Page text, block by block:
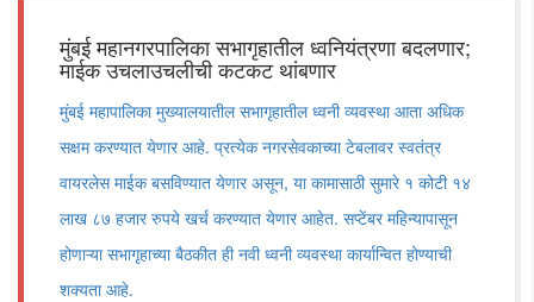
मुंबई महानगरपालिका सभागृहातील ध्वनियंत्रणा बदलणार;
माईक उचलाउचलीची कटकट थांबणार
मुंबई महापालिका मुख्यालयातील सभागृहातील ध्वनी व्यवस्था आता अधिक
सक्षम करण्यात येणार आहे. प्रत्येक नगरसेवकाच्या टेबलावर स्वतंत्र
वायरलेस माईक बसविण्यात येणार असून, या कामासाठी सुमारे १ कोटी १४
लाख ८७ हजार रुपये खर्च करण्यात येणार आहेत. सप्टेंबर महिन्यापासून
होणाऱ्या सभागृहाच्या बैठकीत ही नवी ध्वनी व्यवस्था कार्यान्वित होण्याची
शक्यता आहे.